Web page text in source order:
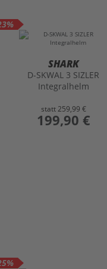
SHARK
D-SKWAL 3 SIZLER
Integralhelm
statt259,99 €
preis
199,90 €